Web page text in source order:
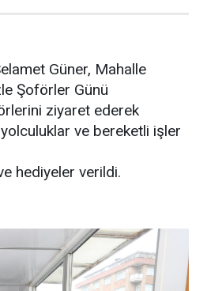
Güner, Mahalle
Şoförler Günü
ziyaret ederek
yolculuklar ve bereketli işler
hediyeler verildi.